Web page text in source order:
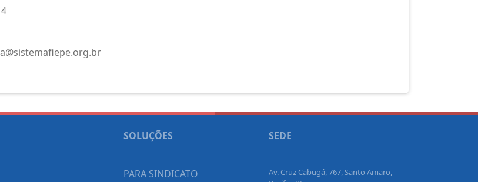
SOLUÇÕES
PARA SINDICATO
SEDE
Av. Cruz Cabugá, 767, Santo Amaro,